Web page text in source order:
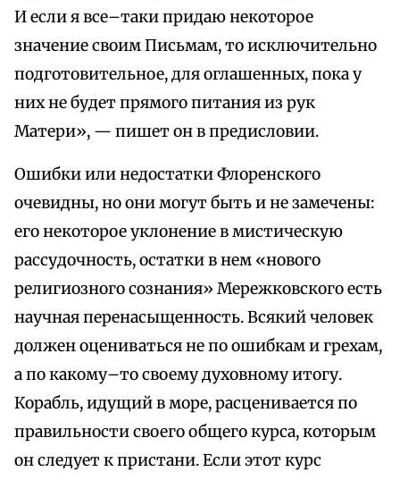
И если я все–таки придаю некоторое
значение своим Письмам, то исключительно
подготовительное, для оглашенных, пока у
них не будет прямого питания из рук
Матери», — пишет он в предисловии.
Ошибки или недостатки Флоренского
очевидны, но они могут быть и не замечены:
его некоторое уклонение в мистическую
рассудочность, остатки в нем «нового
религиозного сознания» Мережковского есть
научная перенасыщенность. Всякий человек
должен оцениваться не по ошибкам и грехам,
а по какому–то своему духовному итогу.
Корабль, идущий в море, расценивается по
правильности своего общего курса, которым
он следует к пристани. Если этот курс